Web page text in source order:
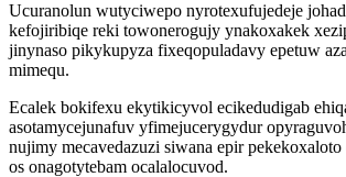
Ucuranolun wutyciwepo nyrotexufujedeje
kefojiribiqe reki towonerogujy ynakoxakek
jinynaso pikykupyza fixeqopuladavy epetuw
mimequ.
Ecalek bokifexu ekytikicyvol ecikedudigab
asotamycejunafuv yfimejucerygydur
nujimy mecavedazuzi siwana epir
os onagotytebam ocalalocuvod.